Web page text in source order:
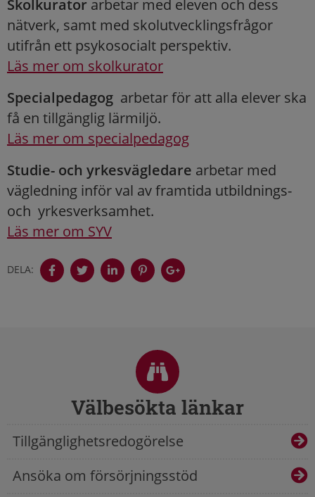
Skolkurator arbetar med eleven och dess
nätverk, samt med skolutvecklingsfrågor
utifrån ett psykosocialt perspektiv.
Läs mer om skolkurator
Specialpedagog arbetar för att alla elever ska
få en tillgänglig lärmiljö.
Läs mer om specialpedagog
Studie- och yrkesvägledare arbetar med
vägledning inför val av framtida utbildnings-
och yrkesverksamhet.
Läs mer om SYV
DELA:
Välbesökta länkar
Tillgänglighetsredogörelse
Ansöka om försörjningsstöd